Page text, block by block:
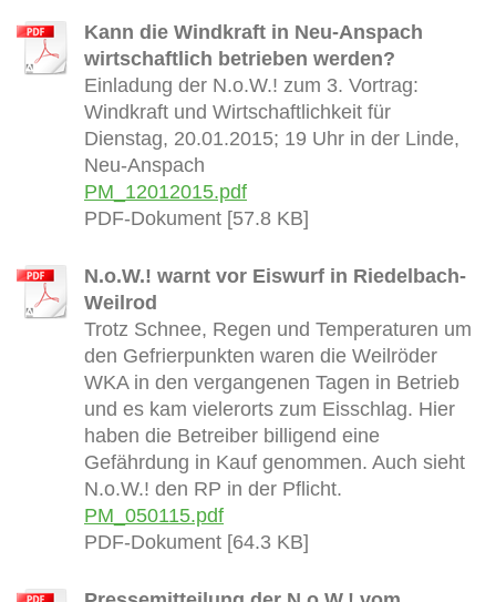
Kann die Windkraft in Neu-Anspach
wirtschaftlich betrieben werden?
Einladung der N.o.W.! zum 3. Vortrag:
Windkraft und Wirtschaftlichkeit für
Dienstag, 20.01.2015; 19 Uhr in der Linde,
Neu-Anspach
PM_12012015.pdf
PDF-Dokument [57.8 KB]
N.o.W.! warnt vor Eiswurf in Riedelbach-
Weilrod
Trotz Schnee, Regen und Temperaturen um
den Gefrierpunkten waren die Weilröder
WKA in den vergangenen Tagen in Betrieb
und es kam vielerorts zum Eisschlag. Hier
haben die Betreiber billigend eine
Gefährdung in Kauf genommen. Auch sieht
N.o.W.! den RP in der Pflicht.
PM_050115.pdf
PDF-Dokument [64.3 KB]